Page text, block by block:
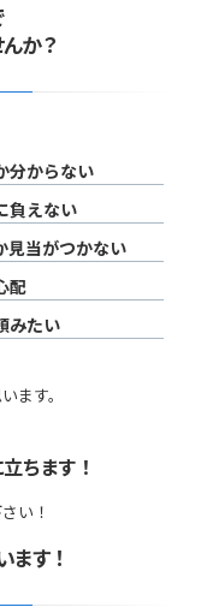
か？
分からない
負えない
見当がつかない
配
みたい
ます。
ちます！
い！
ます！